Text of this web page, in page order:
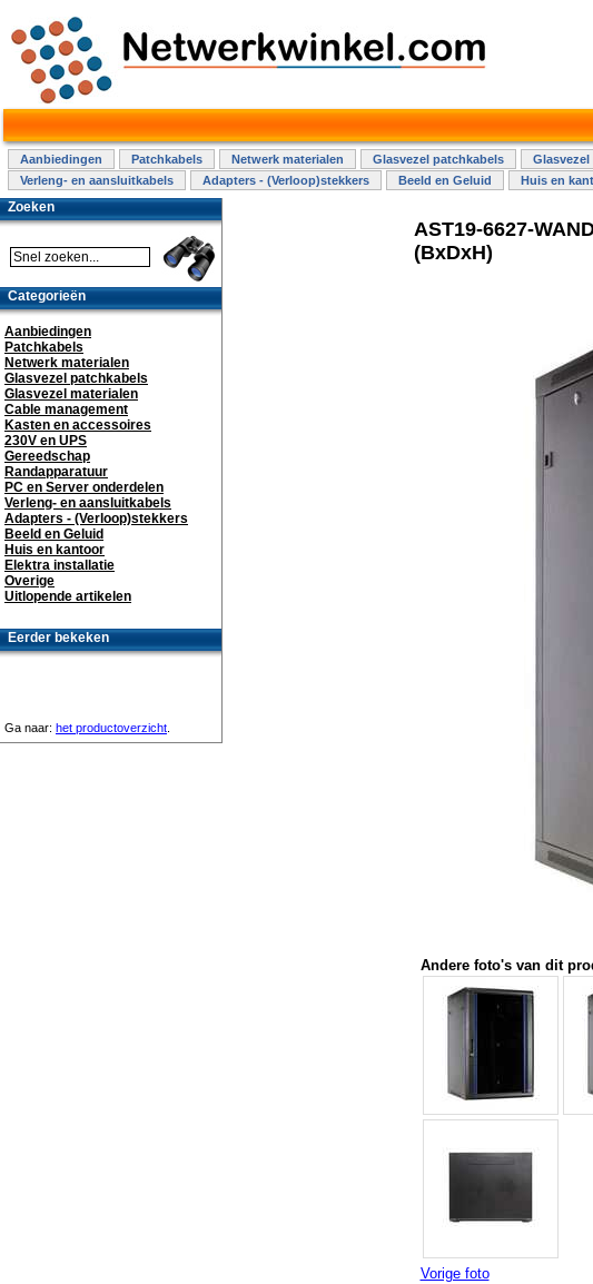
Aanbiedingen Patchkabels Netwerk materialen Glasvezel patchkabels Glasvezel
Verleng- en aansluitkabels
Adapters - (Verloop)stekkers Beeld en Geluid Huis en
AST19-6627-
(BxDxH)
Andere foto's van dit
Vorige foto
Zoeken
Categorieën
Aanbiedingen
Patchkabels
Netwerk materialen
Glasvezel patchkabels
Glasvezel materialen
Cable management
Kasten en accessoires
230V en UPS
Gereedschap
Randapparatuur
PC en Server onderdelen
Verleng- en aansluitkabels
Adapters - (Verloop)stekkers
Beeld en Geluid
Huis en kantoor
Elektra installatie
Overige
Uitlopende artikelen
Eerder bekeken
Ga naar: het productoverzicht